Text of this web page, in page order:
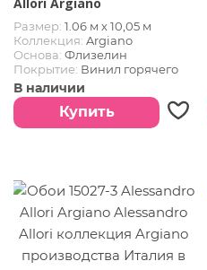
Размер: 1.06 м х 10,05 м
Коллекция: Argiano
Основа: Флизелин
Покрытие: Винил горячего
тиснения
Страна:Италия
В наличии
Купить